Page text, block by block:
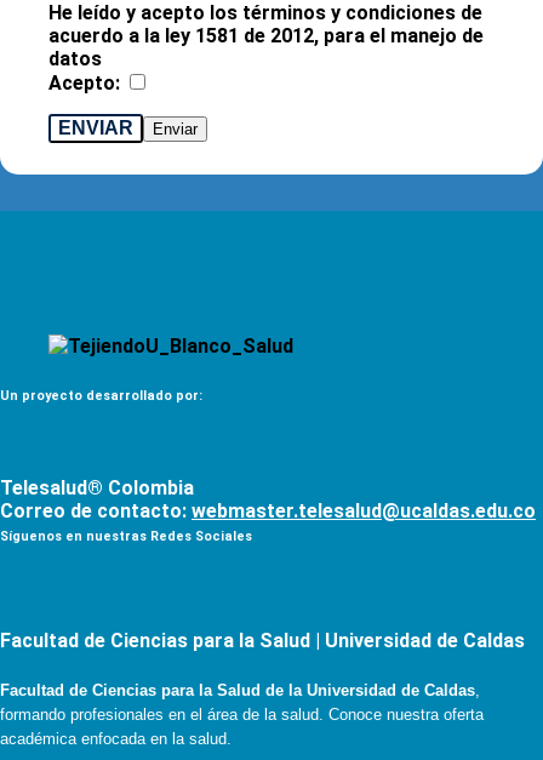
He leído y acepto los términos y condiciones de
acuerdo a la ley 1581 de 2012, para el manejo de
datos
Acepto:
ENVIAR
Un proyecto desarrollado por:
Telesalud® Colombia
Correo de contacto: webmaster.telesalud@ucaldas.edu.co
Síguenos en nuestras Redes Sociales
Facultad de Ciencias para la Salud | Universidad de Caldas
Facultad de Ciencias para la Salud de la Universidad de Caldas,
formando profesionales en el área de la salud. Conoce nuestra oferta
académica enfocada en la salud.